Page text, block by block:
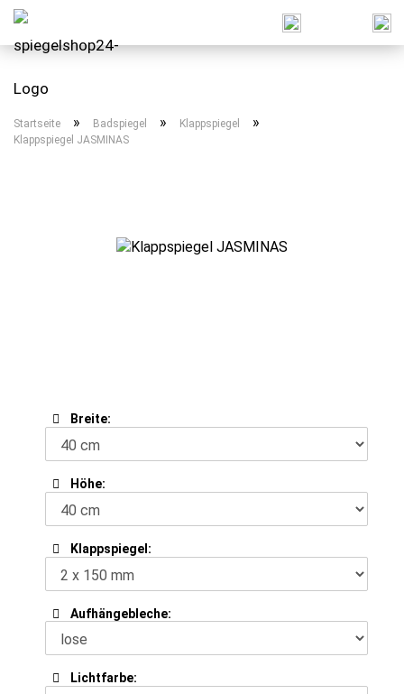
Startseite » Badspiegel » Klappspiegel »
Klappspiegel JASMINAS
Breite:
Höhe:
Klappspiegel:
Aufhängebleche:
Lichtfarbe: